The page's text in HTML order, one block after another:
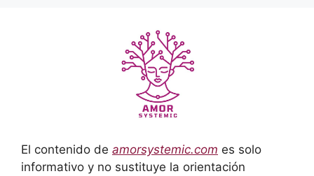
El contenido de amorsystemic.com es solo
informativo y no sustituye la orientación